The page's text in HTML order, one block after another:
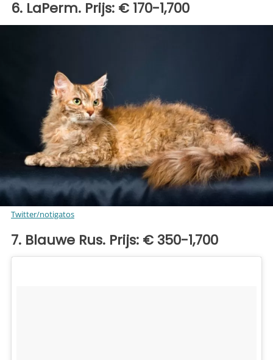
6. LaPerm. Prijs: € 170-1,700
Twitter/notigatos
7. Blauwe Rus. Prijs: € 350-1,700